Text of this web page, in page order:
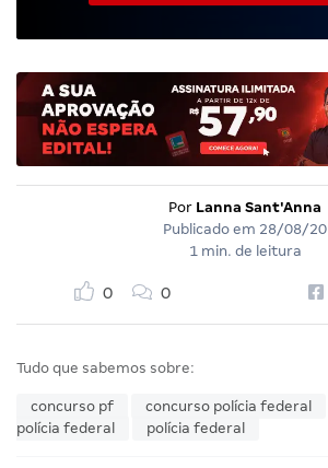
Por Lanna Sant'Anna
Publicado em 28/08/20
1 min. de leitura
0 0
Tudo que sabemos sobre:
concurso pf concurso polícia federal
polícia federal
polícia federal